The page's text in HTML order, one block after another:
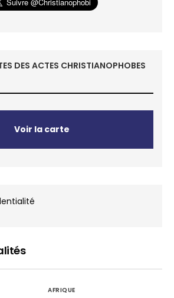
DES ACTES CHRISTIANOPHOBES
Voir la carte
AFRIQUE